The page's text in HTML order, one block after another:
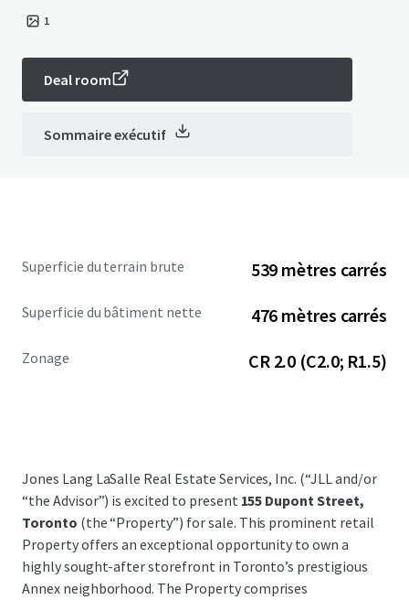
1
Deal room
Sommaire exécutif
Superficie du terrain brute 539 mètres carrés
Superficie du bâtiment nette 476 mètres carrés
Zonage CR 2.0 (C2.0; R1.5)
Jones Lang LaSalle Real Estate Services, Inc. (“JLL and/or
“the Advisor”) is excited to present 155 Dupont Street,
Toronto (the “Property”) for sale. This prominent retail
Property offers an exceptional opportunity to own a
highly sought-after storefront in Toronto’s prestigious
Annex neighborhood. The Property comprises